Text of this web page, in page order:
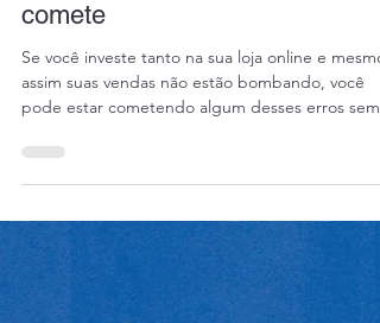
Instagram que não vende
comete
Se você investe tanto na sua loja online e mesmo
pode estar cometendo algum desses erros